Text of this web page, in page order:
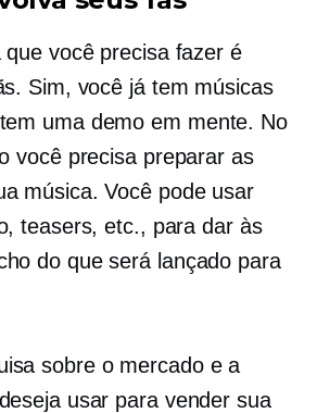
que você precisa fazer é
Sim, você já tem músicas
uma demo em mente. No
você precisa preparar as
música. Você pode usar
teasers, etc., para dar às
do que será lançado para
sobre o mercado e a
usar para vender sua